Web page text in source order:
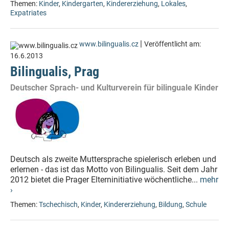
Themen: Kinder, Kindergarten, Kindererziehung, Lokales,
Expatriates
www.bilingualis.cz | Veröffentlicht am:
16.6.2013
Bilingualis, Prag
Deutscher Sprach- und Kulturverein für bilinguale Kinder
Deutsch als zweite Muttersprache spielerisch erleben und
erlernen - das ist das Motto von Bilingualis. Seit dem Jahr
2012 bietet die Prager Elterninitiative wöchentliche... mehr
›
Themen:Tschechisch, Kinder, Kindererziehung, Bildung, Schule